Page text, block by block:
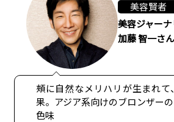
美容賢者
美容ジャー
加藤 智一さん
頰に自然なメリハリが生まれて
果。アジア系向けのブロンザー
色味